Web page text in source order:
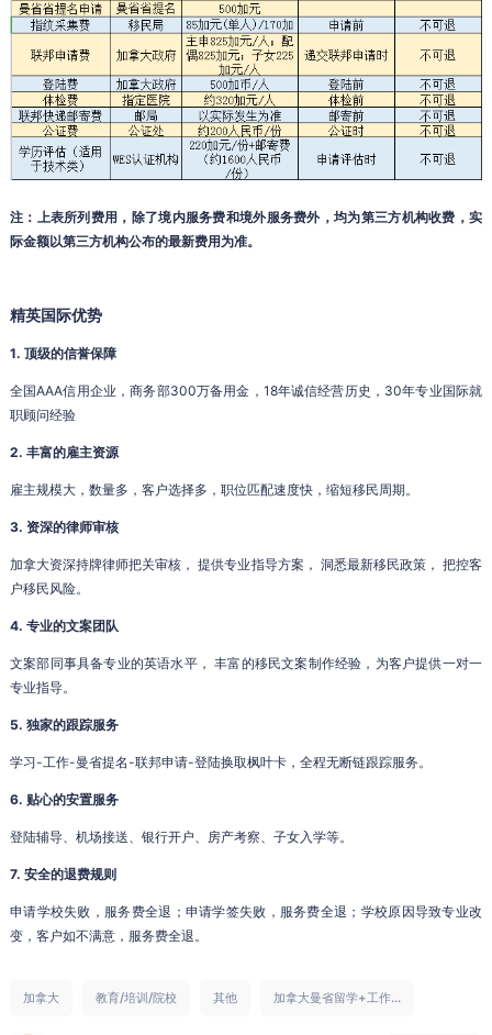
注：上表所列费用，除了境内服务费和境外服务费外，均为第三方机构收费，实
际金额以第三方机构公布的最新费用为准。
精英国际优势
1. 顶级的信誉保障
全国AAA信用企业，商务部300万备用金，18年诚信经营历史，30年专业国际就
职顾问经验
2. 丰富的雇主资源
雇主规模大，数量多，客户选择多，职位匹配速度快，缩短移民周期。
3. 资深的律师审核
加拿大资深持牌律师把关审核， 提供专业指导方案， 洞悉最新移民政策， 把控客
户移民风险。
4. 专业的文案团队
文案部同事具备专业的英语水平， 丰富的移民文案制作经验，为客户提供一对一
专业指导。
5. 独家的跟踪服务
学习-工作-曼省提名-联邦申请-登陆换取枫叶卡，全程无断链跟踪服务。
6. 贴心的安置服务
登陆辅导、机场接送、银行开户、房产考察、子女入学等。
7. 安全的退费规则
申请学校失败，服务费全退；申请学签失败，服务费全退；学校原因导致专业改
变，客户如不满意，服务费全退。
加拿大 教育/培训/院校 其他 加拿大曼省留学+工作...